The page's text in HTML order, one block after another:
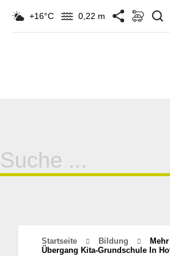
+16°C 0,22 m
Suche
für:
Startseite Bildung
Übergang Kita-Grundschule In